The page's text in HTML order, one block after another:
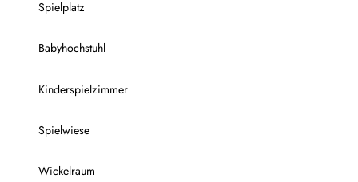
Spielplatz
Babyhochstuhl
Kinderspielzimmer
Spielwiese
Wickelraum